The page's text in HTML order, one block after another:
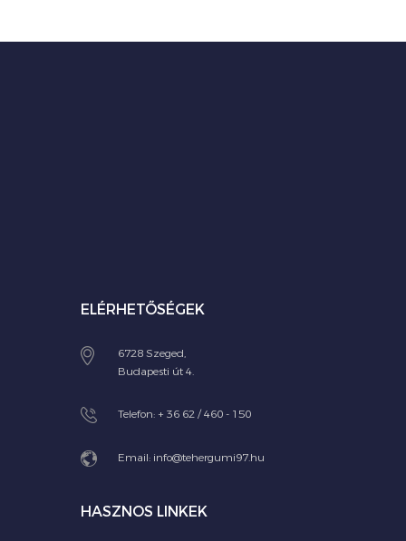
ELÉRHETŐSÉGEK
6728 Szeged,
Budapesti út 4.
Telefon: + 36 62 / 460 - 150
Email: info@tehergumi97.hu
HASZNOS LINKEK